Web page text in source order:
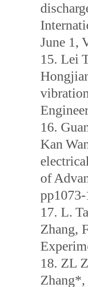
June 1,
15. Lei
16.
Kan
of
17. L.
Zhang,
18. ZL